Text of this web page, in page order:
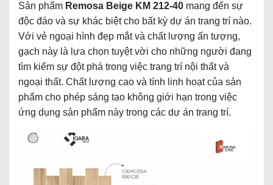
Sản phẩm Remosa Beige KM 212-40 mang đến sự
độc đáo và sự khác biệt cho bất kỳ dự án trang trí nào.
Với vẻ ngoại hình đẹp mắt và chất lượng ấn tượng,
gạch này là lựa chọn tuyệt vời cho những người đang
tìm kiếm sự đột phá trong việc trang trí nội thất và
ngoại thất. Chất lượng cao và tính linh hoạt của sản
phẩm cho phép sáng tạo không giới hạn trong việc
ứng dụng sản phẩm này trong các dự án trang trí.